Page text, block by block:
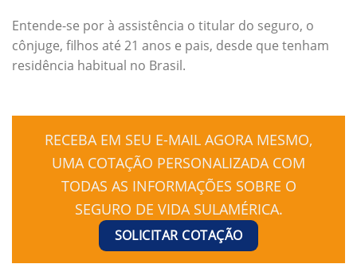
Entende-se por à assistência o titular do seguro, o
cônjuge, filhos até 21 anos e pais, desde que tenham
residência habitual no Brasil.
RECEBA EM SEU E-MAIL AGORA MESMO,
UMA COTAÇÃO PERSONALIZADA COM
TODAS AS INFORMAÇÕES SOBRE O
SEGURO DE VIDA SULAMÉRICA.
SOLICITAR COTAÇÃO